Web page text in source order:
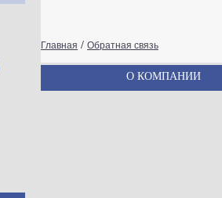
Главная / Обратная связь
О КОМПАНИИ